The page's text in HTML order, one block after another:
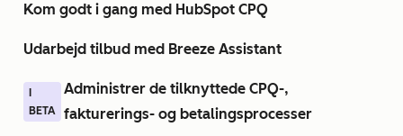
Kom godt i gang med HubSpot CPQ
Udarbejd tilbud med Breeze Assistant
BETA
Administrer de tilknyttede CPQ-,
fakturerings- og betalingsprocesser